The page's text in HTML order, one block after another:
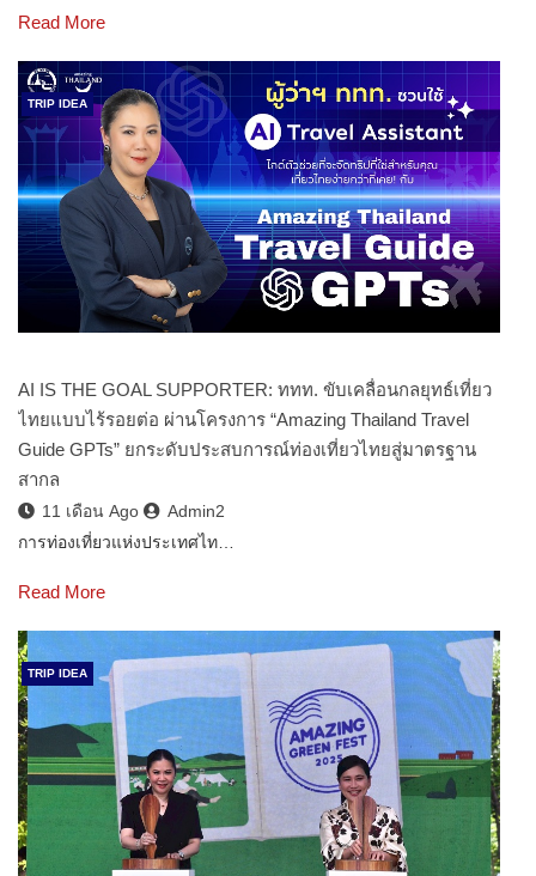
Read More
TRIP IDEA
AI IS THE GOAL SUPPORTER: ททท. ขับเคลื่อนกลยุทธ์เที่ยว
ไทยแบบไร้รอยต่อ ผ่านโครงการ “Amazing Thailand Travel
Guide GPTs” ยกระดับประสบการณ์ท่องเที่ยวไทยสู่มาตรฐาน
สากล
11 เดือน Ago
Admin2
การท่องเที่ยวแห่งประเทศไท…
Read More
TRIP IDEA